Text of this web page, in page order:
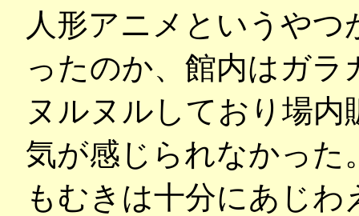
人形アニメというや
ったのか、館内はガ
ヌルヌルしており場
気が感じられなかった
もむきは十分にあじ